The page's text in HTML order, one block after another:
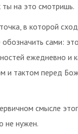
на это смотришь.
в которой
сами:
ежедневно и
и тактом перед
смысле
не нужен.